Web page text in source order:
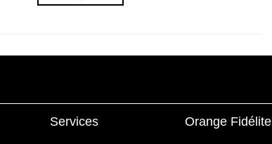
Services Orange Fidélite